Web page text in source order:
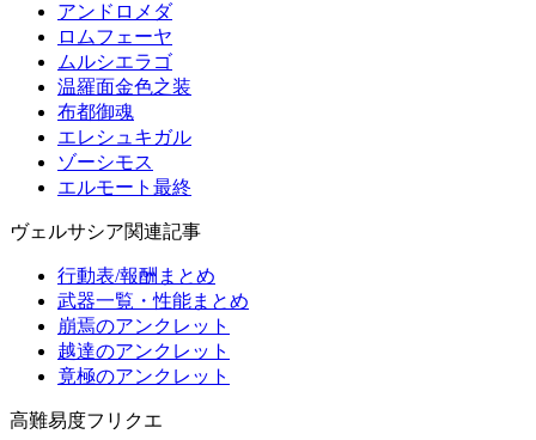
アンドロメダ
ロムフェーヤ
ムルシエラゴ
温羅面金色之装
布都御魂
エレシュキガル
ゾーシモス
エルモート最終
ヴェルサシア関連記事
行動表/報酬まとめ
武器一覧・性能まとめ
崩焉のアンクレット
越達のアンクレット
竟極のアンクレット
高難易度フリクエ